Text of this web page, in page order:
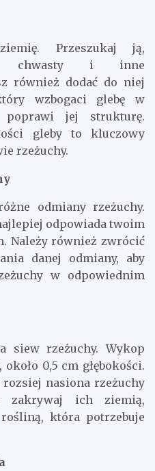
Przeszukaj ją,
chwasty i inne
również dodać do niej
wzbogaci glebę w
jej strukturę.
gleby to kluczowy
rzeżuchy.
odmiany rzeżuchy.
odpowiada twoim
Należy również zwrócić
danej odmiany, aby
w odpowiednim
siew rzeżuchy. Wykop
0,5 cm głębokości.
nasiona rzeżuchy
zakrywaj ich ziemią,
która potrzebuje